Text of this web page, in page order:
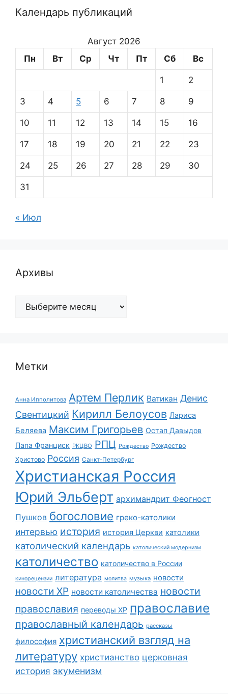
Календарь публикаций
Август 2026
Пн
Вт Ср Чт Пт Сб Вс
1 2
3 4 5 6 7 8 9
10 11 12 13 14 15 16
17 18 19 20 21 22 23
24 25 26 27 28 29 30
31
« Июл
Архивы
Архивы
Метки
Анна Ипполитова Артем Перлик Ватикан Денис
Свентицкий Кирилл Белоусов Лариса
Беляева Максим Григорьев Остап Давыдов
Папа Франциск РКЦВО РПЦ Рождество Рождество
Христово Россия Санкт-Петербург
Христианская Россия
Юрий Эльберт архимандрит Феогност
Пушков богословие греко-католики
интервью история история Церкви католики
католический календарь католический модернизм
католичество католичество в России
кинорецензии литература молитва музыка новости
новости ХР новости католичества новости
православия переводы ХР православие
православный календарь рассказы
философия христианский взгляд на
литературу христианство церковная
история экуменизм